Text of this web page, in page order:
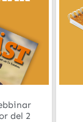
del 2